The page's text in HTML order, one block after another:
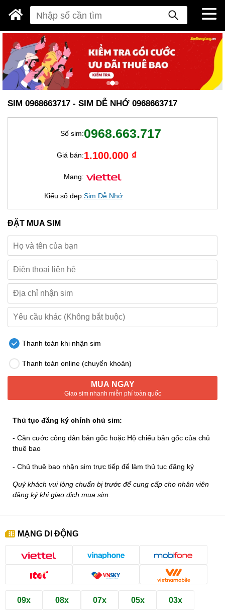
SIM 0968663717 - SIM DỄ NHỚ 0968663717
Số sim:0968.663.717
Giá bán:1.100.000 ₫
Mạng:
Kiểu số đẹp:Sim Dễ Nhớ
ĐẶT MUA SIM
Thanh toán khi nhận sim
Thanh toán online (chuyển khoản)
MUA NGAY
Giao sim nhanh miễn phí toàn quốc
Thủ tục đăng ký chính chủ sim:
- Căn cước công dân bản gốc hoặc Hộ chiếu bản gốc của chủ
thuê bao
- Chủ thuê bao nhận sim trực tiếp để làm thủ tục đăng ký
Quý khách vui lòng chuẩn bị trước để cung cấp cho nhân viên
đăng ký khi giao dịch mua sim.
MẠNG DI ĐỘNG
09x 08x 07x 05x 03x